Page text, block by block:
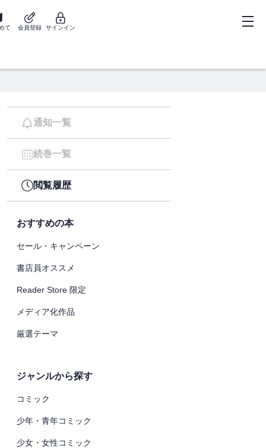
て 会員登録 サインイン
通知一覧
続巻一覧
閲覧履歴
おすすめの本
セール・キャンペーン
書店員オススメ
Reader Store 限定
メディア化作品
厳選テーマ
ジャンルから探す
コミック
少年・青年コミック
少女・女性コミック